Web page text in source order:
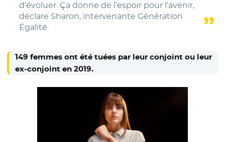
d’évoluer. Ça donne de l’espoir pour l’avenir,
déclare Sharon, intervenante Génération
Égalité.
149 femmes ont été tuées par leur conjoint ou leur
ex-conjoint en 2019.